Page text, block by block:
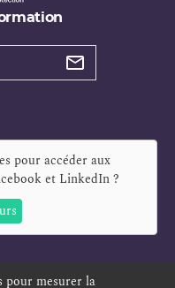
pour accéder aux
et LinkedIn?
pour mesurer la